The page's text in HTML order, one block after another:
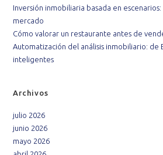
Inversión inmobiliaria basada en
mercado
Cómo valorar un restaurante antes de
Automatización del análisis inmobiliario: de
inteligentes
Archivos
julio 2026
junio 2026
mayo 2026